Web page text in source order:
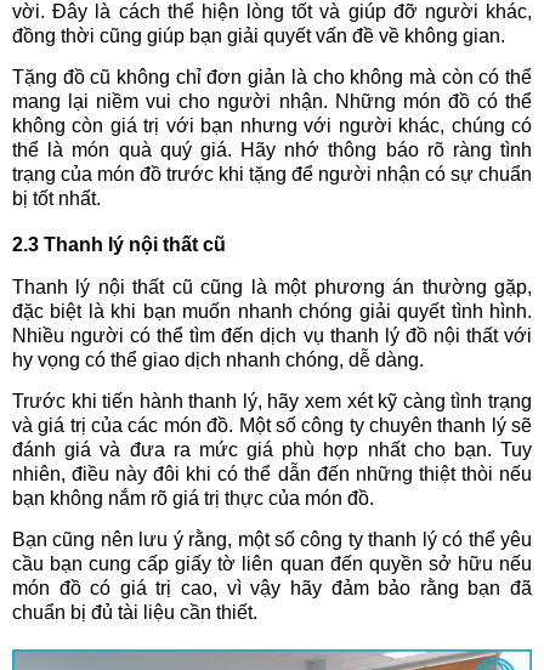
vời. Đây là cách thể hiện lòng tốt và giúp đỡ người khác,
đồng thời cũng giúp bạn giải quyết vấn đề về không gian.
Tặng đồ cũ không chỉ đơn giản là cho không mà còn có thể
mang lại niềm vui cho người nhận. Những món đồ có thể
không còn giá trị với bạn nhưng với người khác, chúng có
thể là món quà quý giá. Hãy nhớ thông báo rõ ràng tình
trạng của món đồ trước khi tặng để người nhận có sự chuẩn
bị tốt nhất.
2.3 Thanh lý nội thất cũ
Thanh lý nội thất cũ cũng là một phương án thường gặp,
đặc biệt là khi bạn muốn nhanh chóng giải quyết tình hình.
Nhiều người có thể tìm đến dịch vụ thanh lý đồ nội thất với
hy vọng có thể giao dịch nhanh chóng, dễ dàng.
Trước khi tiến hành thanh lý, hãy xem xét kỹ càng tình trạng
và giá trị của các món đồ. Một số công ty chuyên thanh lý sẽ
đánh giá và đưa ra mức giá phù hợp nhất cho bạn. Tuy
nhiên, điều này đôi khi có thể dẫn đến những thiệt thòi nếu
bạn không nắm rõ giá trị thực của món đồ.
Bạn cũng nên lưu ý rằng, một số công ty thanh lý có thể yêu
cầu bạn cung cấp giấy tờ liên quan đến quyền sở hữu nếu
món đồ có giá trị cao, vì vậy hãy đảm bảo rằng bạn đã
chuẩn bị đủ tài liệu cần thiết.